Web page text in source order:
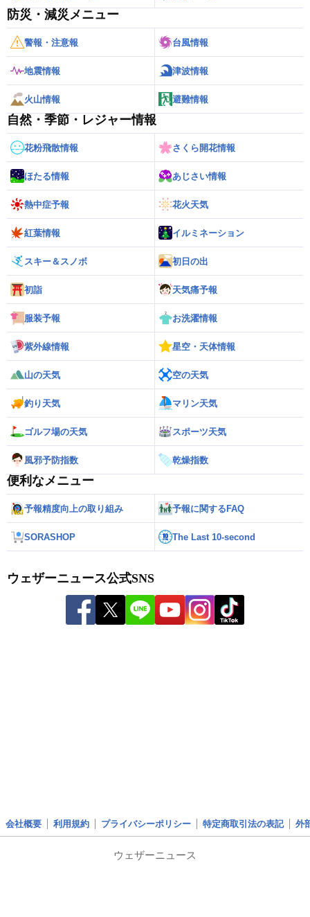
防災・減災メニュー
警報・注意報 台風情報
地震情報 津波情報
火山情報 避難情報
自然・季節・レジャー情報
花粉飛散情報 さくら開花情報
ほたる情報 あじさい情報
熱中症予報 花火天気
紅葉情報 イルミネーション
スキー＆スノボ 初日の出
初詣 天気痛予報
服装予報 お洗濯情報
紫外線情報 星空・天体情報
山の天気 空の天気
釣り天気 マリン天気
ゴルフ場の天気 スポーツ天気
風邪予防指数 乾燥指数
便利なメニュー
予報精度向上の取り組み 予報に関するFAQ
SORASHOP The Last 10-second
ウェザーニュース公式SNS
会社概要 利用規約 プライバシーポリシー 特定商取引法の表記 外
ウェザーニュース